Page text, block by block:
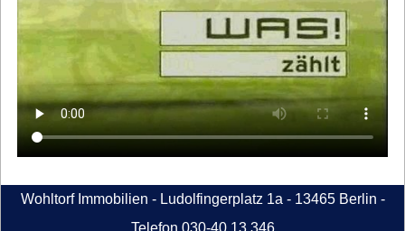
Wohltorf Immobilien - Ludolfingerplatz 1a - 13465 Berlin -